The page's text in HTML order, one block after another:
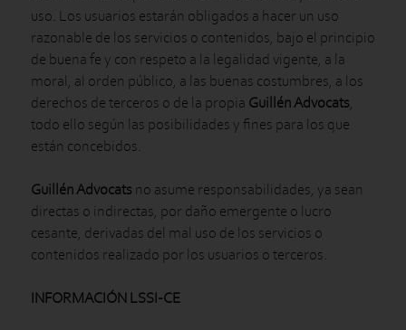
uso. Los usuarios estarán obligados a hacer un uso
razonable de los servicios o contenidos, bajo el principio
de buena fe y con respeto a la legalidad vigente, a la
moral, al orden público, a las buenas costumbres, a los
derechos de terceros o de la propia Guillén Advocats
todo ello según las posibilidades y fines para los que
están concebidos.
Guillén Advocats no asume responsabilidades, ya sean
directas o indirectas, por daño emergente o lucro
cesante, derivadas del mal uso de los servicios o
contenidos realizado por los usuarios o terceros.
INFORMACIÓN LSSI-CE